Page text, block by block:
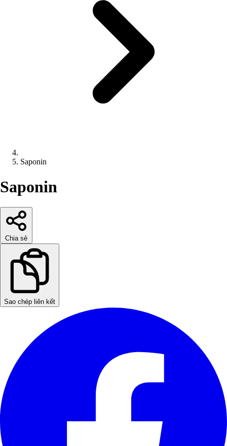
Saponin
Saponin
Chia sẻ
Sao chép liên kết